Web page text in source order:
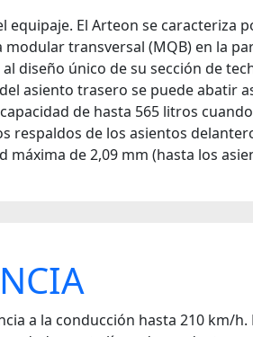
equipaje. El Arteon se
transversal (MQB) en la
diseño único de su sección de
asiento trasero se puede
de hasta 565 litros
respaldos de los asientos
de 2,09 mm (hasta los
a la conducción hasta 210